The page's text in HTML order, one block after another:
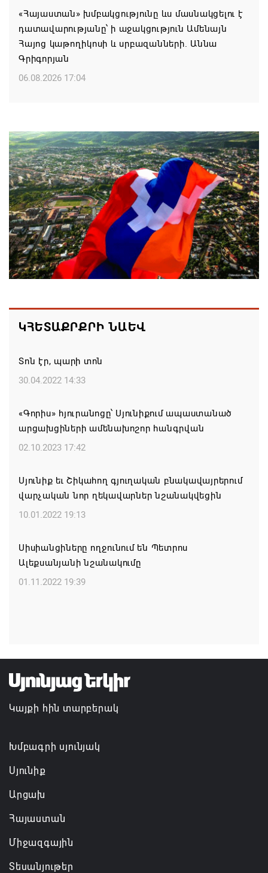
«Հայաստան» խմբակցությունը ևս մասնակցելու է
դատավարությանը՝ ի աջակցություն Ամենայն
Հայոց կաթողիկոսի և սրբազանների. Աննա
Գրիգորյան
06.08.2026 17:04
պաշտոնում
06.08.2026 14:21
Հայաստանի ներկայիս իշխանությունը ձախողում
է թե՛ երկրի ներսում ազգային համերաշխության
պահպանման, թե՛ արտաքին ճակատում հայ
ժողովրդի շահերի պաշտպանության գործը
06.08.2026 14:18
տնօրեն, իսկ նրա տեղակալ Արամ Հակոբյանն
ազատվել է պաշտոնից
06.08.2026 12:43
06.08.2026 12:08
Կապան քաղաքում ավարտին է հասցվել
համայնքապետարանի պատվիրատվությամբ
իրականացված ևս մեկ ծրագիր
Ինչո՞ւ է Հաջիևն ավելի վստահ, քան Փաշինյանը․
Սուրեն Սուրենյանց
06.08.2026 11:57
ԿՀԵՏԱՔՐՔՐԻ ՆԱԵՎ
Տոն էր, պարի տոն
30.04.2022 14:33
«Գորիս» հյուրանոցը՝ Սյունիքում ապաստանած
արցախցիների ամենախոշոր հանգրվան
02.10.2023 17:42
Սյունիք եւ Շիկահող գյուղական բնակավայրերում
վարչական նոր ղեկավարներ նշանակվեցին
10.01.2022 19:13
Սիսիանցիները ողջունում են Պետրոս
Ալեքսանյանի նշանակումը
01.11.2022 19:39
Կայքի հին տարբերակ
Խմբագրի սյունյակ
Սյունիք
Արցախ
Հայաստան
Միջազգային
Տեսանյութեր